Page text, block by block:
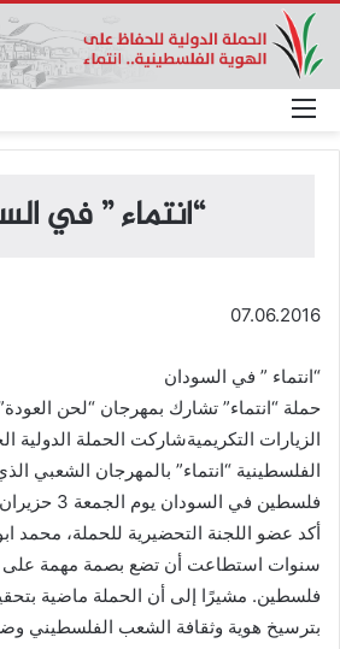
القائمة
“انتماء ” في
07.06.2016
“انتماء ” في السودان
حملة “انتماء” تشارك بمهرجان “لحن
الزيارات التكريميةشاركت الحملة الدولية
الفلسطينية “انتماء” بالمهرجان الشعبي
سنوات استطاعت أن تضع بصمة مهمة على
فلسطين. مشيرًا إلى أن الحملة ماضية
بترسيخ هوية وثقافة الشعب الفلسطيني